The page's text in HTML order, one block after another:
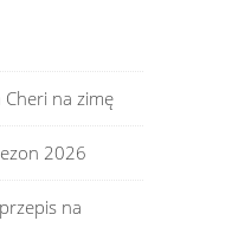
na zimę
2026
na